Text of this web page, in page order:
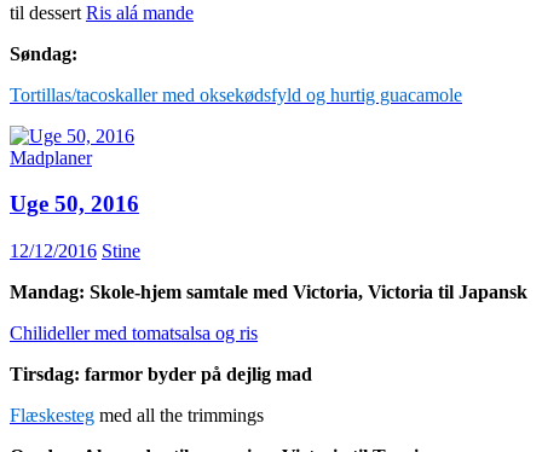
til dessert Ris alá mande
Søndag:
Tortillas/tacoskaller med oksekødsfyld og hurtig guacamole
Madplaner
Uge 50, 2016
12/12/2016 Stine
Mandag: Skole-hjem samtale med Victoria, Victoria til Japansk
Chilideller med tomatsalsa og ris
Tirsdag: farmor byder på dejlig mad
Flæskesteg med all the trimmings